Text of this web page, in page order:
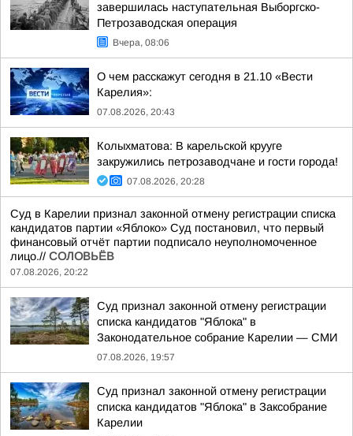
завершилась наступательная Выборгско-
Петрозаводская операция
Вчера, 08:06
О чем расскажут сегодня в 21.10 «Вести
Карелия»:
07.08.2026, 20:43
Колыхматова: В карельской крууге
закружились петрозаводчане и гости города!
07.08.2026, 20:28
Суд в Карелии признал законной отмену регистрации списка
кандидатов партии «Яблоко» Суд постановил, что первый
финансовый отчёт партии подписало неуполномоченное
лицо.// СОЛОВЬЁВ
07.08.2026, 20:22
Суд признал законной отмену регистрации
списка кандидатов "Яблока" в
Законодательное собрание Карелии — СМИ
07.08.2026, 19:57
Суд признал законной отмену регистрации
списка кандидатов "Яблока" в Заксобрание
Карелии